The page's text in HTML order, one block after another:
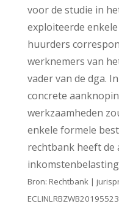
voor de studie in
exploiteerde
huurders
werknemers van
vader van de dga.
concrete
werkzaamheden
enkele formele
rechtbank heeft de
Bron: Rechtbank |